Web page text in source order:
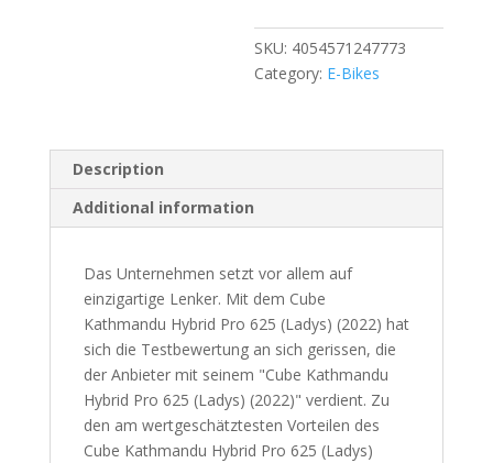
SKU: 4054571247773
Category: E-Bikes
Description
Additional information
Das Unternehmen setzt vor allem auf
einzigartige Lenker. Mit dem Cube
Kathmandu Hybrid Pro 625 (Ladys) (2022) hat
sich die Testbewertung an sich gerissen, die
der Anbieter mit seinem "Cube Kathmandu
Hybrid Pro 625 (Ladys) (2022)" verdient. Zu
den am wertgeschätztesten Vorteilen des
Cube Kathmandu Hybrid Pro 625 (Ladys)